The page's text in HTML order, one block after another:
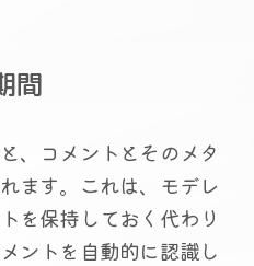
間
、コメントとそのメタ
ます。これは、モデレ
を保持しておく代わり
ントを自動的に認識し